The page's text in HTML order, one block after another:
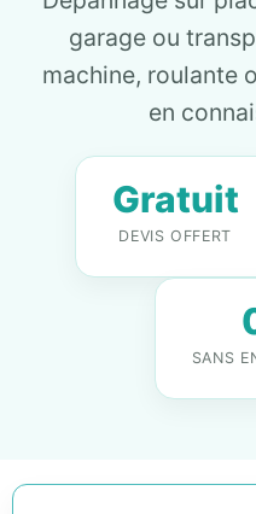
garage ou
machine, roulante
en
Gratuit
DEVIS OFFERT
SANS